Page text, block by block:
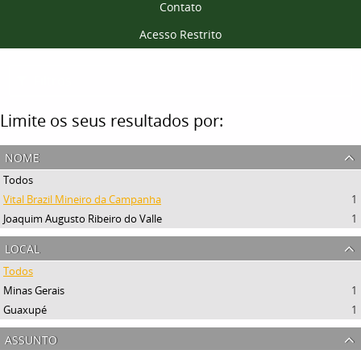
Contato
Acesso Restrito
Limite os seus resultados por:
nome
Todos
Vital Brazil Mineiro da Campanha
1
Joaquim Augusto Ribeiro do Valle
1
local
Todos
Minas Gerais
1
Guaxupé
1
assunto